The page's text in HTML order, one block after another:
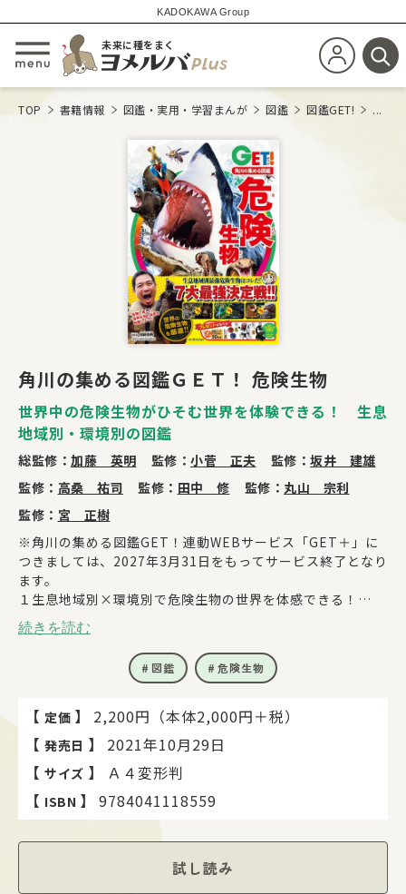
KADOKAWA Group
メニューを開閉する
未来に種をまく
新規会員登
検
TOP 書籍情報 図鑑・実用・学習まんが 図鑑 図鑑GET! ...
角川の集める図鑑ＧＥＴ！ 危険生物
世界中の危険生物がひそむ世界を体験できる！ 生息
地域別・環境別の図鑑
総監修： 加藤 英明 監修： 小菅 正夫 監修： 坂井 建雄
監修： 高桑 祐司 監修： 田中 修 監修： 丸山 宗利
監修： 宮 正樹
※角川の集める図鑑GET！連動WEBサービス「GET＋」に
つきましては、2027年3月31日をもってサービス終了となり
ます。
１生息地域別×環境別で危険生物の世界を体感できる！
この図鑑では、危険生物を生息地域と環境別に紹介していま
す。危険生物のすむ環境が伝わる写真を厳選し、その生物の
危険ポイントが、一目でわかるつくりになっています。もし
危険生物に出会ってしまったらどうすればよいのか、対処法
た「危険生物事件簿」も必見です。
各章の最初は、大判イラストでその地域を代表する危険生物
が集まる地域をダイナミックに表現。各章の最後には、その
地域で最強と思われる危険生物同士が戦う、「最強決定
戦！！」コラムが。各専門家監修のリアルな戦いの様子が、
３『どっちが強い！？』の人気キャラクター、ジェイクたち
続きを読む
図鑑 危険生物
【 定価 】
2,200円（本体2,000円＋税）
【 発売日 】
2021年10月29日
【 サイズ 】
Ａ４変形判
【 ISBN 】 9784041118559
試し読み